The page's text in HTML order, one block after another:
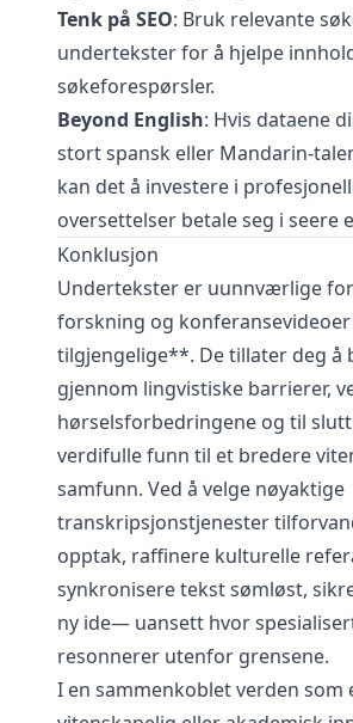
Tenk på SEO: Bruk relevante
undertekster for å hjelpe
søkeforespørsler.
Beyond English: Hvis dataene
stort spansk eller Mandarin-
kan det å investere i
oversettelser betale seg i seere
Konklusjon
Undertekster er uunnværlige
forskning og
tilgjengelige**. De tillater deg å
gjennom lingvistiske barrierer,
hørselsforbedringene og til
verdifulle funn til et bredere
samfunn. Ved å velge nøyaktige
transkripsjonstjenester til
opptak, raffinere kulturelle
synkronisere tekst sømløst,
ny ide— uansett hvor
resonnerer utenfor grensene.
I en sammenkoblet verden som